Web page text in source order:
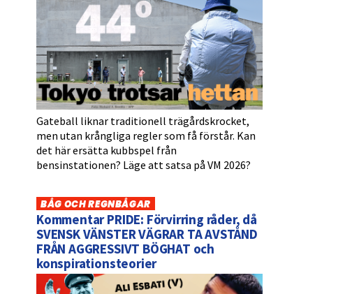
Gateball liknar traditionell trägårdskrocket,
men utan krångliga regler som få förstår. Kan
det här ersätta kubbspel från
bensinstationen? Läge att satsa på VM 2026?
BÅG OCH REGNBÅGAR
Kommentar PRIDE: Förvirring råder, då
SVENSK VÄNSTER VÄGRAR TA AVSTÅND
FRÅN AGGRESSIVT BÖGHAT och
konspirationsteorier